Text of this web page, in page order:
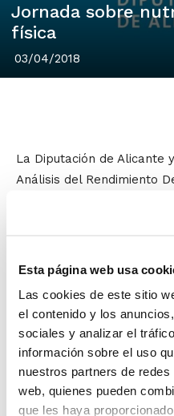
Esta página web usa
Las cookies de este sitio
el contenido y los
sociales y analizar el
información sobre el uso
nuestros partners de
web, quienes pueden
que les haya
Jornada sobre
física
03/04/2018
La Diputación de Alicante
Análisis del Rendimiento
abril en el Auditorio
en horario de 09:30 a
La alimentación y la
forma asidua son dos
fundamentales de la
vida de todas las